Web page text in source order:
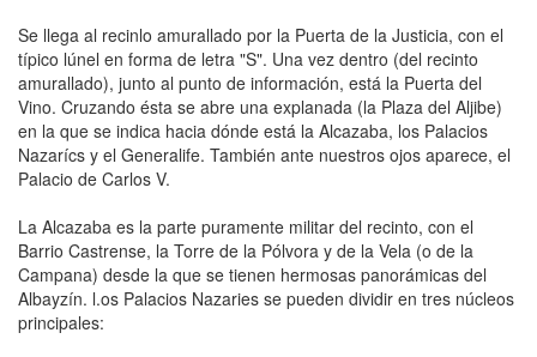
Se llega al recinlo amurallado por la Puerta de la Justicia, con el
típico lúnel en forma de letra "S". Una vez dentro (del recinto
amurallado), junto al punto de información, está la Puerta del
Vino. Cruzando ésta se abre una explanada (la Plaza del Aljibe)
en la que se indica hacia dónde está la Alcazaba, los Palacios
Nazarícs y el Generalife. También ante nuestros ojos aparece, el
Palacio de Carlos V.
La Alcazaba es la parte pura­mente militar del recinto, con el
Barrio Castrense, la Torre de la Pólvora y de la Vela (o de la
Campana) desde la que se tienen hermosas panorámicas del
Albayzín. l.os Palacios Nazaries se pueden dividir en tres núcleos
principales: